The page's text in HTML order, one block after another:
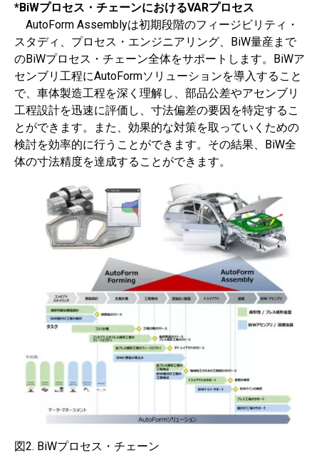
*BiWプロセス・チェーンにおけるVARプロセス
AutoForm Assemblyは初期段階のフィージビリティ・
スタディ、プロセス・エンジニアリング、BiW量産まで
のBiWプロセス・チェーン全体をサポートします。BiWア
センブリ工程にAutoFormソリューションを導入すること
で、車体製造工程を深く理解し、部品公差やアセンブリ
工程設計を迅速に評価し、寸法偏差の要因を特定するこ
とができます。また、効果的な対策を取っていくための
検討を効率的に行うことができます。その結果、BiW全
体の寸法精度を達成することができます。
図2. BiWプロセス・チェーン